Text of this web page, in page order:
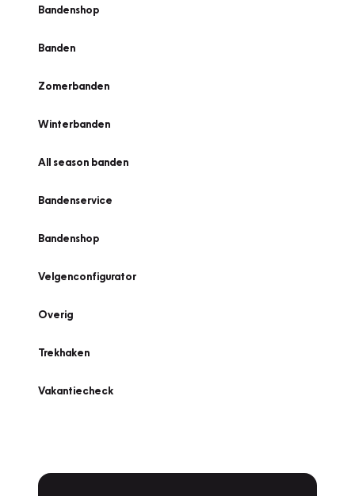
Bandenshop
Banden
Zomerbanden
Winterbanden
All season banden
Bandenservice
Bandenshop
Velgenconfigurator
Overig
Trekhaken
Vakantiecheck